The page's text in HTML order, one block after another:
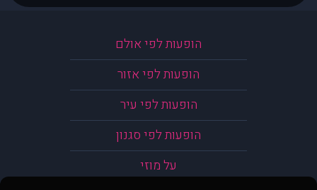
הופעות לפי אולם
הופעות לפי אזור
הופעות לפי עיר
הופעות לפי סגנון
על מוזי